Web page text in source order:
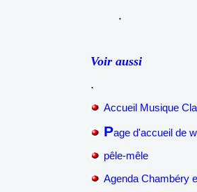
.
Voir aussi
.
Accueil Musique
Page d'accueil de
pêle-mêle
Agenda Chambéry